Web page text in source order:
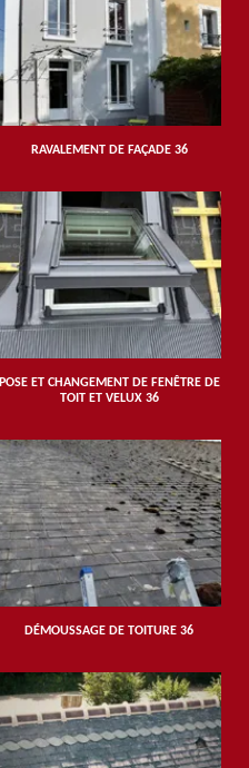
RAVALEMENT DE FAÇADE 36
POSE ET CHANGEMENT DE FENÊTRE DE
TOIT ET VELUX 36
DÉMOUSSAGE DE TOITURE 36